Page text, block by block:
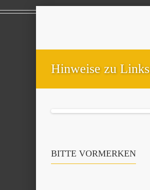
Hinweise zu Links
BITTE VORMERKEN